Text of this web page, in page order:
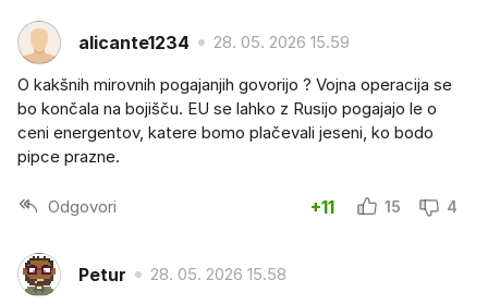
alicante1234 28. 05. 2026 15.59
O kakšnih mirovnih pogajanjih govorijo ? Vojna operacija se
bo končala na bojišču. EU se lahko z Rusijo pogajajo le o
ceni energentov, katere bomo plačevali jeseni, ko bodo
pipce prazne.
Odgovori +11 15 4
Petur 28. 05. 2026 15.58